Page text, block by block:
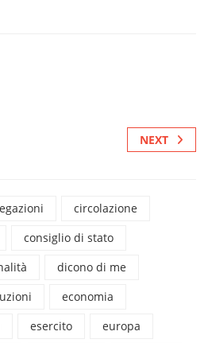
NEXT
circolazione
consiglio di stato
dicono di me
economia
esercito
europa